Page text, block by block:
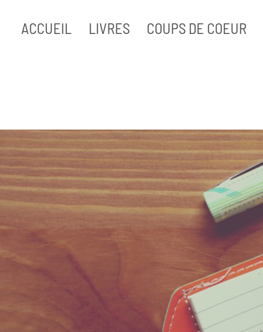
ACCUEIL LIVRES COUPS DE COEUR